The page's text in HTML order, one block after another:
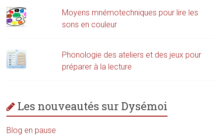
Moyens mnémotechniques pour lire les
sons en couleur
Phonologie des ateliers et des jeux pour
préparer à la lecture
Les nouveautés sur Dysémoi
Blog en pause